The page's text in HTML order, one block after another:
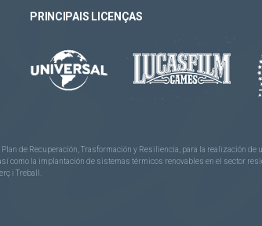
PRINCIPAIS LICENÇAS
de Recuperación, Trasformación y Resiliencia, para la realización
como la implantación de sistemas térmicos renovables en el sector
i Treball.